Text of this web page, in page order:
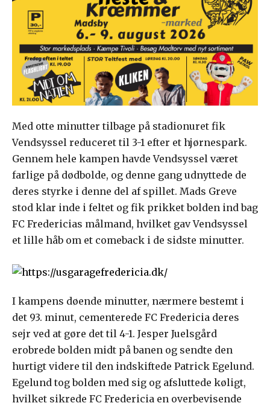
Med otte minutter tilbage på stadionuret fik
Vendsyssel reduceret til 3-1 efter et hjørnespark.
Gennem hele kampen havde Vendsyssel været
farlige på dødbolde, og denne gang udnyttede de
deres styrke i denne del af spillet. Mads Greve
stod klar inde i feltet og fik prikket bolden ind bag
FC Fredericias målmand, hvilket gav Vendsyssel
et lille håb om et comeback i de sidste minutter.
I kampens døende minutter, nærmere bestemt i
det 93. minut, cementerede FC Fredericia deres
sejr ved at gøre det til 4-1. Jesper Juelsgård
erobrede bolden midt på banen og sendte den
hurtigt videre til den indskiftede Patrick Egelund.
Egelund tog bolden med sig og afsluttede køligt,
hvilket sikrede FC Fredericia en overbevisende